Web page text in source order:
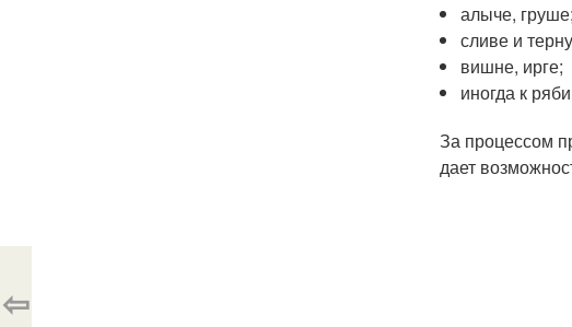
алыче, груше;
сливе и
вишне, ирге;
иногда к
За процессом
дает
⇦